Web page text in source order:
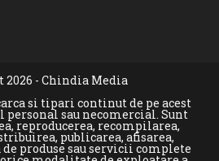
2026 - Chindia Media
si tipari continut de pe acest
personal sau necomercial. Sunt
reproducerea, recompilarea,
publicarea, afisarea,
produse sau servicii complete